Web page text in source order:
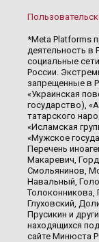
*Meta Platforms
деятельность в
социальные
России.
запрещенные в
«Украинская
государство),
татарского
«Исламская
«Мужское
Перечень
Макаревич,
Смольянинов,
Навальный,
Глуховский,
Прусикин и
находящихся
сайте Минюста